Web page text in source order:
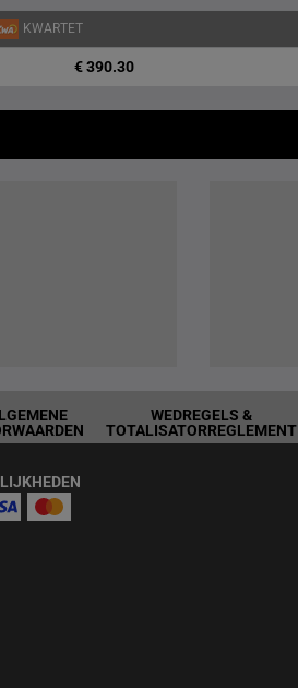
KWARTET
€ 390.30
WEDREGELS &
TOTALISATORREGLEMENT